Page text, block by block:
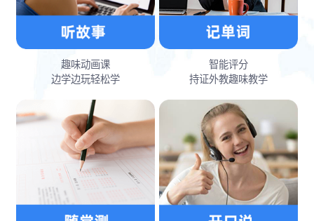
趣味动画课
边学边玩轻松学
智能评分
持证外教趣味教学